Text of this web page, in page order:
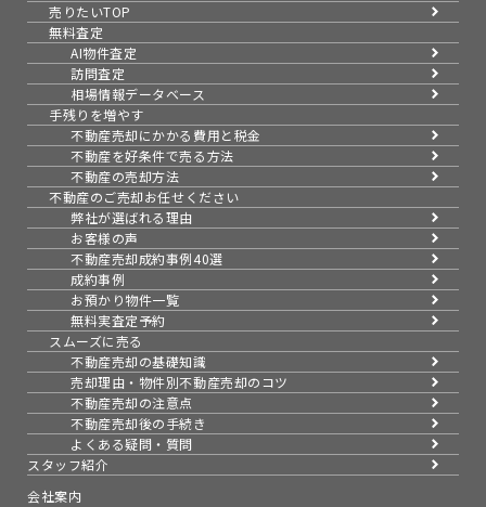
売りたいTOP
無料査定
AI物件査定
訪問査定
相場情報データベース
手残りを増やす
不動産売却にかかる費用と税金
不動産を好条件で売る方法
不動産の売却方法
不動産のご売却お任せください
弊社が選ばれる理由
お客様の声
不動産売却成約事例40選
成約事例
お預かり物件一覧
無料実査定予約
スムーズに売る
不動産売却の基礎知識
売却理由・物件別不動産売却のコツ
不動産売却の注意点
不動産売却後の手続き
よくある疑問・質問
スタッフ紹介
会社案内